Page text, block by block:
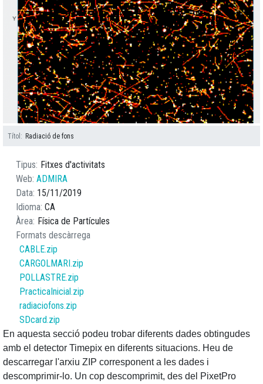
Títol Radiació de fons
Tipus
Fitxes d'activitats
Web ADMIRA
Data 15/11/2019
Idioma CA
Àrea Física de Partícules
Formats descàrrega
CABLE.zip
CARGOLMARI.zip
POLLASTRE.zip
PracticaInicial.zip
radiaciofons.zip
SDcard.zip
En aquesta secció podeu trobar diferents dades obtingudes
amb el detector Timepix en diferents situacions. Heu de
descarregar l'arxiu ZIP corresponent a les dades i
descomprimir-lo. Un cop descomprimit, des del PixetPro